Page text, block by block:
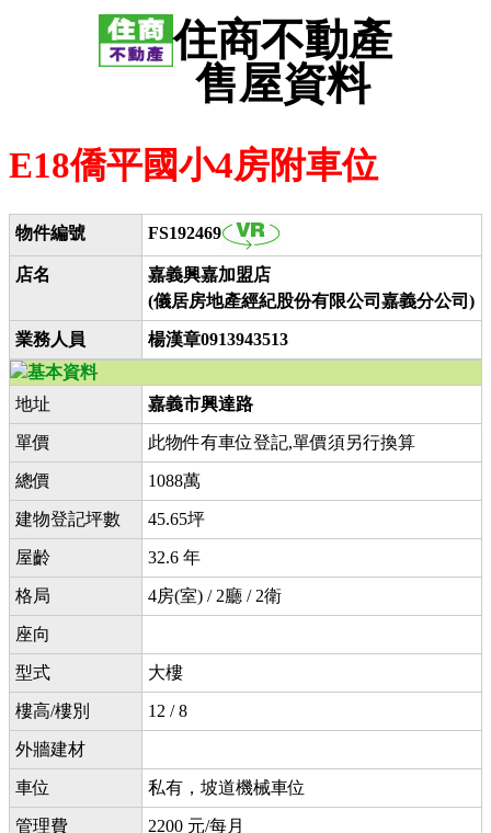
住商不動產
售屋資料
E18僑平國小4房附車位
物件編號 FS192469
店名
嘉義興嘉加盟店
(儀居房地產經紀股份有限公司嘉義分公司)
業務人員
楊漢章0913943513
基本資料
地址
嘉義市興達路
單價 此物件有車位登記,單價須另行換算
總價 1088萬
建物登記坪數 45.65坪
屋齡 32.6 年
格局 4房(室) / 2廳 / 2衛
座向
型式 大樓
樓高/樓別 12 / 8
外牆建材
車位 私有，坡道機械車位
管理費 2200 元/每月